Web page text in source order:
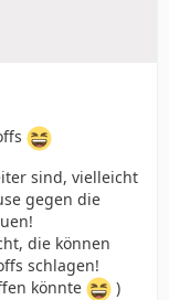
sind, vielleicht
gegen die
die können
schlagen!
könnte
)